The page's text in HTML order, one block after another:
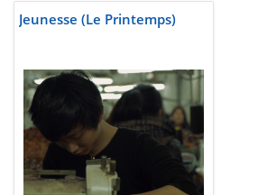
Jeunesse (Le Printemps)